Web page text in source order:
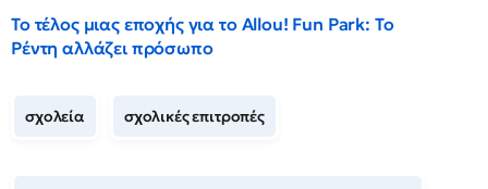
Το τέλος μιας εποχής για το Allou! Fun Park: Το
Ρέντη αλλάζει πρόσωπο
σχολεία σχολικές επιτροπές